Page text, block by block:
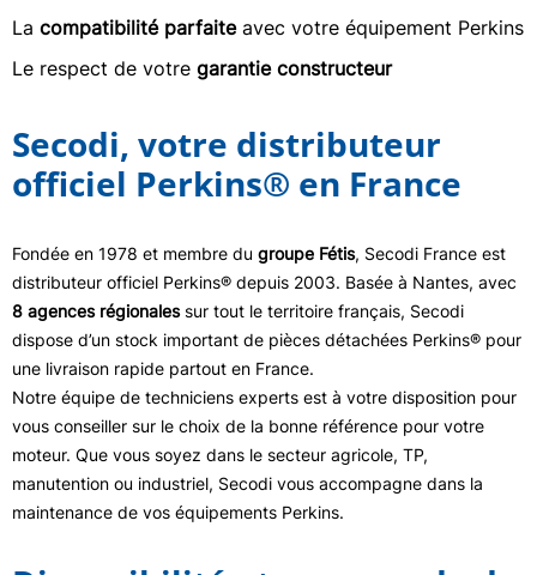
La compatibilité parfaiteavec votre équipement Perkins
Le respect de votre garantie constructeur
Secodi, votre distributeur
officiel Perkins® en France
Fondée en 1978 et membre du groupe Fétis, Secodi France est
distributeur officiel Perkins® depuis 2003. Basée à Nantes, avec
8 agences régionalessur tout le territoire français, Secodi
dispose d’un stock important de pièces détachées Perkins® pour
une livraison rapide partout en France.
Notre équipe de techniciens experts est à votre disposition pour
vous conseiller sur le choix de la bonne référence pour votre
moteur. Que vous soyez dans le secteur agricole, TP,
manutention ou industriel, Secodi vous accompagne dans la
maintenance de vos équipements Perkins.